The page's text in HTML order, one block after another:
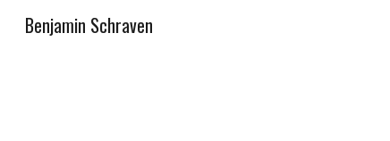
Benjamin Schraven